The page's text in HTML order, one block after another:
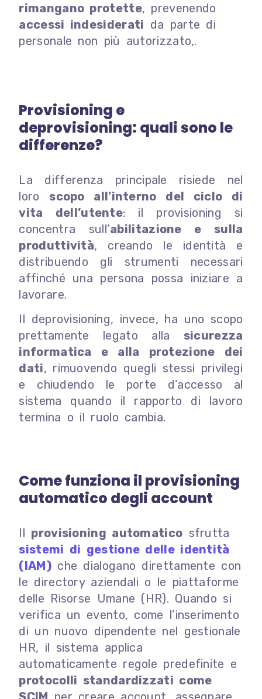
rimangano protette, prevenendo
accessi indesiderati da parte di
personale non più autorizzato,.
Provisioning e
deprovisioning: quali sono le
differenze?
La differenza principale risiede nel
loro scopo all’interno del ciclo di
vita dell’utente: il provisioning si
concentra sull’abilitazione e sulla
produttività, creando le identità e
distribuendo gli strumenti necessari
affinché una persona possa iniziare a
lavorare.
Il deprovisioning, invece, ha uno scopo
prettamente legato alla sicurezza
informatica e alla protezione dei
dati, rimuovendo quegli stessi privilegi
e chiudendo le porte d’accesso al
sistema quando il rapporto di lavoro
termina o il ruolo cambia.
Come funziona il provisioning
automatico degli account
Il provisioning automatico sfrutta
sistemi di gestione delle identità
(IAM)che dialogano direttamente con
le directory aziendali o le piattaforme
delle Risorse Umane (HR). Quando si
verifica un evento, come l’inserimento
di un nuovo dipendente nel gestionale
HR, il sistema applica
automaticamente regole predefinite e
protocolli standardizzati come